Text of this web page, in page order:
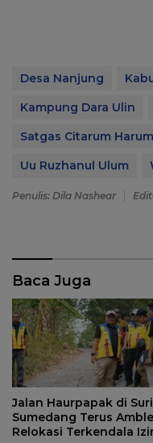
Desa Nanjung
Kampung Dara Ulin
Satgas Citarum Harum
Uu Ruzhanul Ulum
Penulis: Dila Nashear
Baca Juga
Jalan Haurpapak di
Sumedang Terus
Relokasi Terkendala